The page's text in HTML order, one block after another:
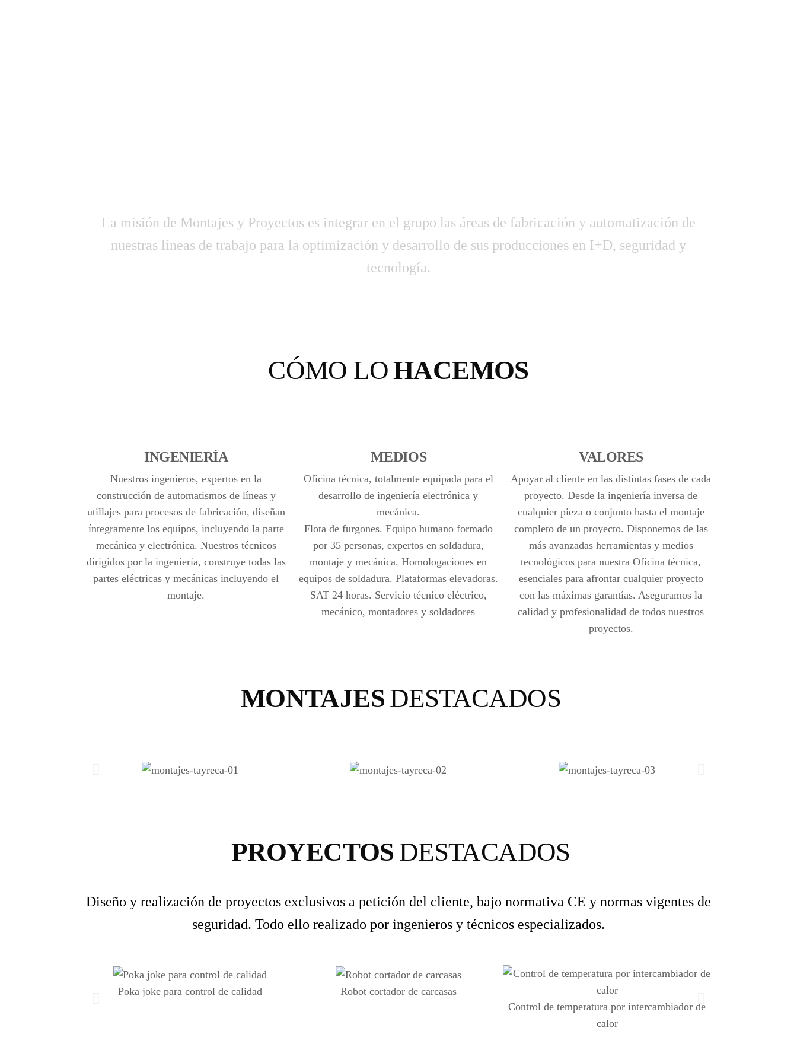
La misión de Montajes y Proyectos es integrar en el grupo las áreas de fabricación y automatización de
nuestras líneas de trabajo para la optimización y desarrollo de sus producciones en I+D, seguridad y
tecnología.
CÓMO LOHACEMOS
INGENIERÍA
Nuestros ingenieros, expertos en la
construcción de automatismos de líneas y
utillajes para procesos de fabricación, diseñan
íntegramente los equipos, incluyendo la parte
mecánica y electrónica. Nuestros técnicos
dirigidos por la ingeniería, construye todas las
partes eléctricas y mecánicas incluyendo el
montaje.
MEDIOS
Oficina técnica, totalmente equipada para el
desarrollo de ingeniería electrónica y
mecánica.
Flota de furgones. Equipo humano formado
por 35 personas, expertos en soldadura,
montaje y mecánica. Homologaciones en
equipos de soldadura. Plataformas elevadoras.
SAT 24 horas. Servicio técnico eléctrico,
mecánico, montadores y soldadores
VALORES
Apoyar al cliente en las distintas fases de cada
proyecto. Desde la ingeniería inversa de
cualquier pieza o conjunto hasta el montaje
completo de un proyecto. Disponemos de las
más avanzadas herramientas y medios
tecnológicos para nuestra Oficina técnica,
esenciales para afrontar cualquier proyecto
con las máximas garantías. Aseguramos la
calidad y profesionalidad de todos nuestros
proyectos.
MONTAJES DESTACADOS
PROYECTOS DESTACADOS
Diseño y realización de proyectos exclusivos a petición del cliente, bajo normativa CE y normas vigentes de
seguridad. Todo ello realizado por ingenieros y técnicos especializados.
Poka joke para control de calidad
Robot cortador de carcasas
Control de temperatura por intercambiador de
calor